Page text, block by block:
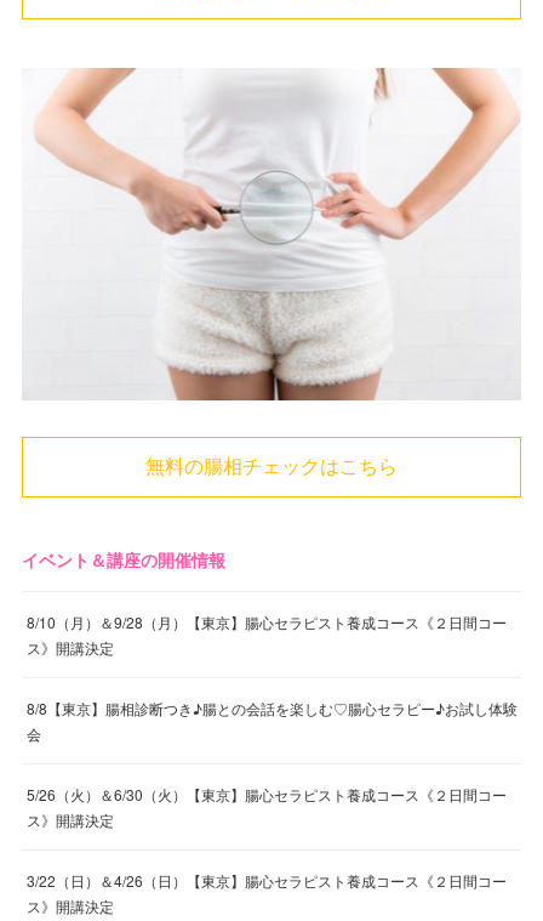
無料の腸相チェックはこちら
イベント＆講座の開催情報
8/10（月）＆9/28（月）【東京】腸心セラピスト養成コース《２日間コー
ス》開講決定
8/8【東京】腸相診断つき♪腸との会話を楽しむ♡腸心セラピー♪お試し体験
会
5/26（火）＆6/30（火）【東京】腸心セラピスト養成コース《２日間コー
ス》開講決定
3/22（日）＆4/26（日）【東京】腸心セラピスト養成コース《２日間コー
ス》開講決定